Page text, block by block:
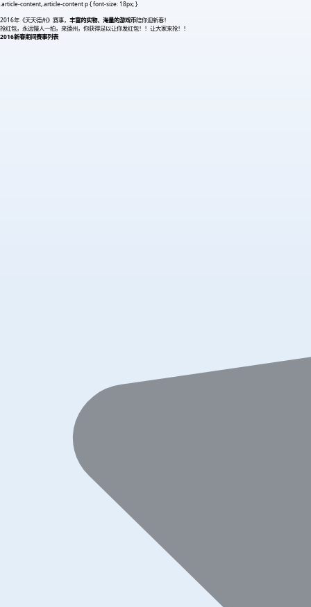
.article-content,.article-content p { font-size: 18px; }
2016年《天天德州》赛事， 丰富的实物、海量的游戏币陪你迎新春！
抢红包，永远慢人一拍，来德州，你获得足以让你发红包！！让大家来抢！！
2016新春期间赛事列表